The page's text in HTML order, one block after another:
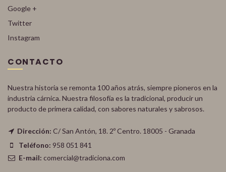
Google +
Twitter
Instagram
CONTACTO
Nuestra historia se remonta 100 años atrás, siempre pioneros en la
industria cárnica. Nuestra filosofía es la tradicional, producir un
producto de primera calidad, con sabores naturales y sabrosos.
Dirección: C/ San Antón, 18. 2º Centro. 18005 - Granada
Teléfono: 958 051 841
E-mail: comercial@tradiciona.com